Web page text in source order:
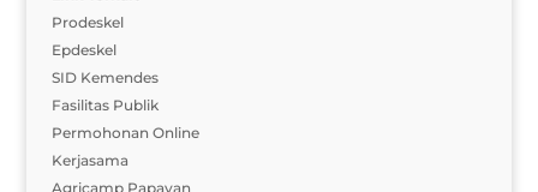
Prodeskel
Epdeskel
SID Kemendes
Fasilitas Publik
Permohonan Online
Kerjasama
Agricamp Papayan